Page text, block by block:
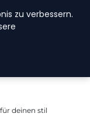
deinen stil
zu verbessern.